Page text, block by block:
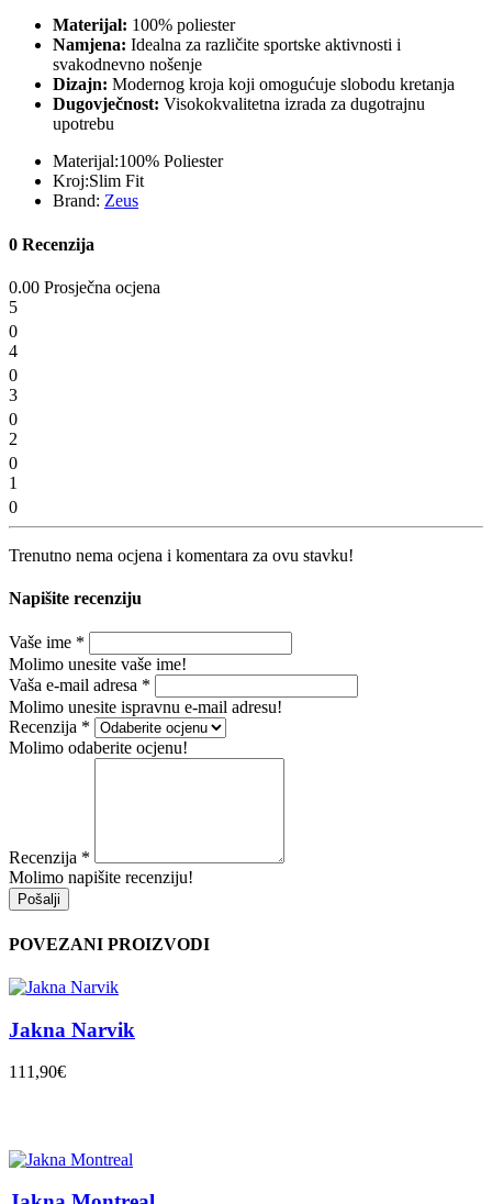
Materijal: 100% poliester
Namjena: Idealna za različite sportske aktivnosti i
svakodnevno nošenje
Dizajn: Modernog kroja koji omogućuje slobodu kretanja
Dugovječnost: Visokokvalitetna izrada za dugotrajnu
upotrebu
Materijal:100% Poliester
Kroj:Slim Fit
Brand: Zeus
0 Recenzija
0.00 Prosječna ocjena
5
0
4
0
3
0
2
0
1
0
Trenutno nema ocjena i komentara za ovu stavku!
Napišite recenziju
Vaše ime *
Molimo unesite vaše ime!
Vaša e-mail adresa *
Molimo unesite ispravnu e-mail adresu!
Recenzija *
Molimo odaberite ocjenu!
Recenzija *
Molimo napišite recenziju!
Pošalji
POVEZANI PROIZVODI
Jakna Narvik
111,90€